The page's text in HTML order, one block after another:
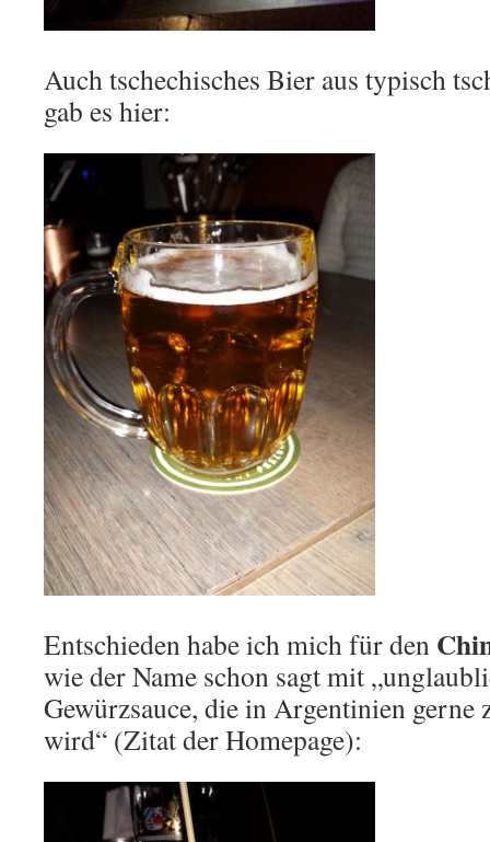
Auch tschechisches Bier aus typisch
gab es hier:
Entschieden habe ich mich für den
wie der Name schon sagt mit
Gewürzsauce, die in Argentinien gerne
wird“ (Zitat der Homepage):